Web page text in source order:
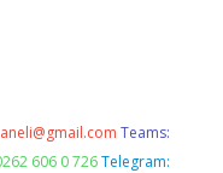
Teams:
606 0 726 Telegram: